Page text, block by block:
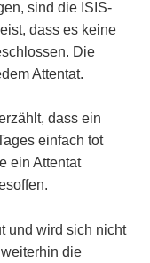
sind die ISIS-
dass es keine
Die
Attentat.
dass ein
einfach tot
ein Attentat
und wird sich nicht
die